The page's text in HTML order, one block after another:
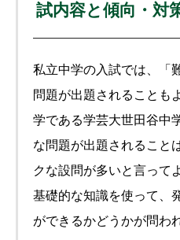
試内容と傾向・対
私立中学の入試では、「
問題が出題されることも
学である学芸大世田谷中
な問題が出題されること
クな設問が多いと言って
基礎的な知識を使って、
ができるかどうかが問わ